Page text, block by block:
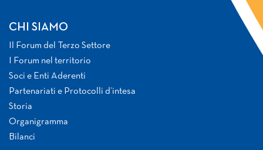
CHI SIAMO
Il Forum del Terzo Settore
I Forum nel territorio
Soci e Enti Aderenti
Partenariati e Protocolli d’intesa
Storia
Organigramma
Bilanci